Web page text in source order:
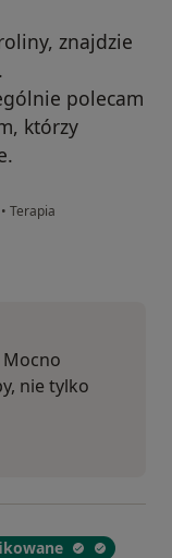
znajdzie
polecam
którzy
• Terapia
Mocno
nie tylko